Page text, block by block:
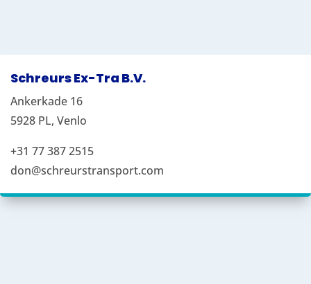
Schreurs Ex-Tra B.V.
Ankerkade 16
5928 PL, Venlo
+31 77 387 2515
don@schreurstransport.com